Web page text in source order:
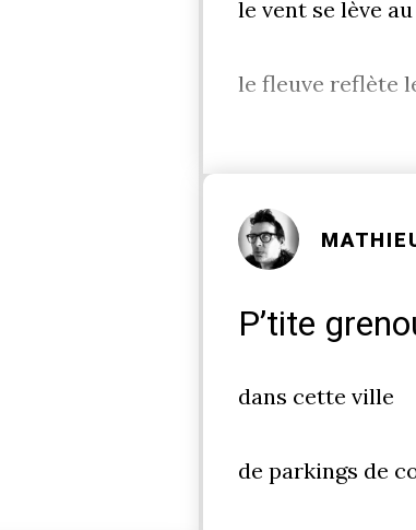
le vent se lève
le fleuve reflète
P’tite
dans cette ville
de parkings de